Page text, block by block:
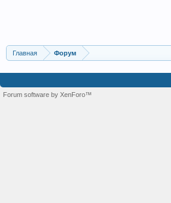
Главная Форум
Forum software by XenForo™